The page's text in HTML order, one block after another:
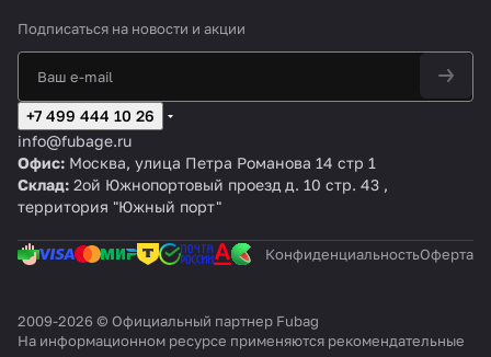
Подписаться на новости и акции
+7 499 444 10 26
info@fubage.ru
Офис: Москва, улица Петра Романова 14 стр 1
Склад: 2ой Южнопортовый проезд д. 10 стр. 43 ,
территория "Южный порт"
КонфиденциальностьОферта
2009-2026 © Официальный партнер Fubag
На информационном ресурсе применяются рекомендательные